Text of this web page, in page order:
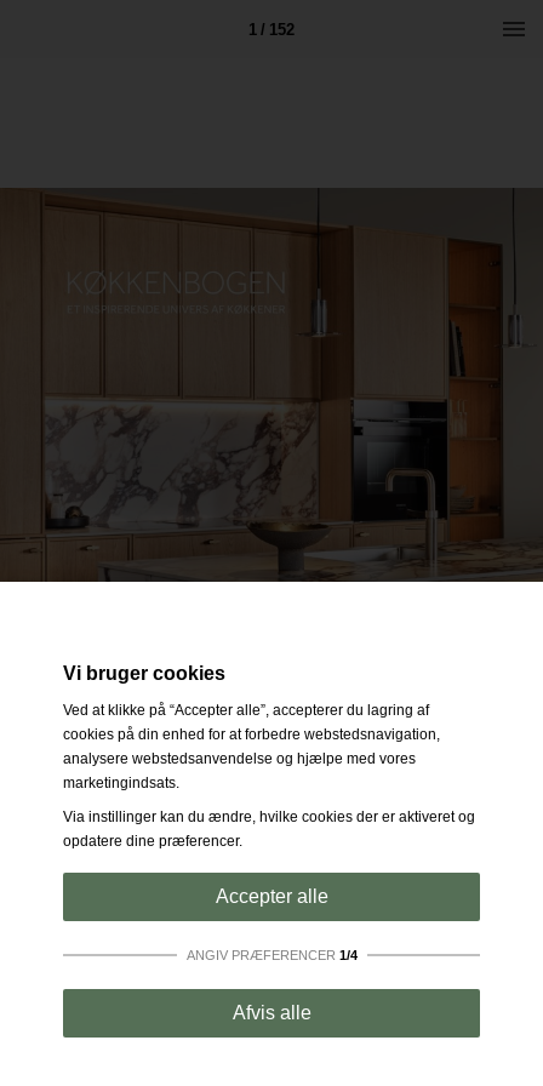
1 / 152
Vi bruger cookies
Ved at klikke på “Accepter alle”, accepterer du lagring af
cookies på din enhed for at forbedre webstedsnavigation,
analysere webstedsanvendelse og hjælpe med vores
marketingindsats.
Via instillinger kan du ændre, hvilke cookies der er aktiveret og
opdatere dine præferencer.
Accepter alle
ANGIV PRÆFERENCER 1/4
Disse cookies er essentielle for at
Afvis alle